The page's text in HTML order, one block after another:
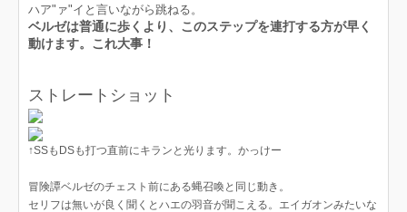
ハア"ァ"イと言いながら跳ねる。
ベルゼは普通に歩くより、このステップを連打する方が早く
動けます。これ大事！
ストレートショット
↑SSもDSも打つ直前にキランと光ります。かっけー
冒険譚ベルゼのチェスト前にある蝿召喚と同じ動き。
セリフは無いが良く聞くとハエの羽音が聞こえる。エイガオンみたいな